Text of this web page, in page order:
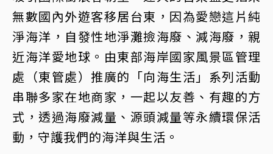
無數國內外遊客移居台東，因為愛戀這片純
淨海洋，自發性地淨灘撿海廢、減海廢，親
近海洋愛地球。由東部海岸國家風景區管理
處（東管處）推廣的「向海生活」系列活動
串聯多家在地商家，一起以友善、有趣的方
式，透過海廢減量、源頭減量等永續環保活
動，守護我們的海洋與生活。